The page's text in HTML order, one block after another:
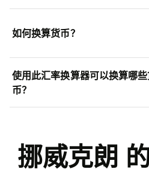
如何换算货币？
使用此汇率换算器可以换算哪
币？
挪威克朗